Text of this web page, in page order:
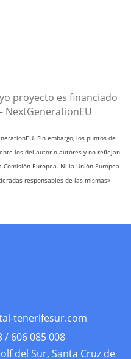
Sin embargo, los puntos de
los del autor o autores y no reflejan
Europea. Ni la Unión Europea
responsables de las mismas»
tenerifesur.com
/ 606 085 008
del Sur, Santa Cruz de